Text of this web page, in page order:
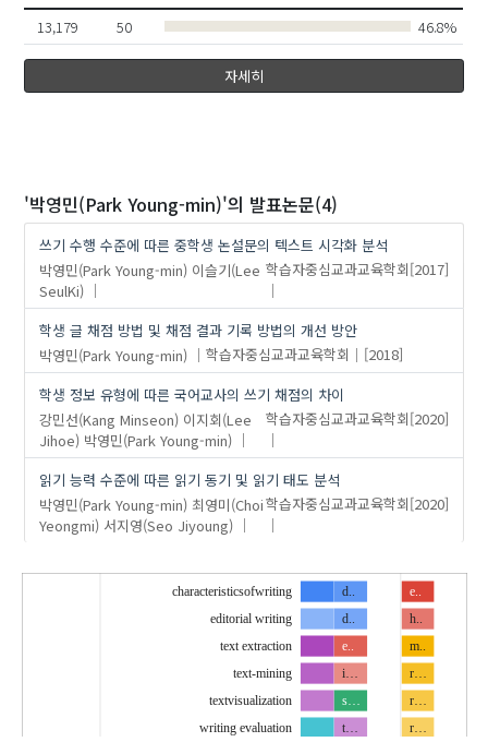
13,179
50 46.8%
자세히
'박영민(Park Young-min)'의 발표논문(4)
쓰기 수행 수준에 따른 중학생 논설문의 텍스트 시각화 분석
박영민(Park Young-min) 이슬기(Lee
SeulKi)
학습자중심교과교육학회[2017]
학생 글 채점 방법 및 채점 결과 기록 방법의 개선 방안
박영민(Park Young-min)
학습자중심교과교육학회
[2018]
학생 정보 유형에 따른 국어교사의 쓰기 채점의 차이
강민선(Kang Minseon) 이지회(Lee
Jihoe) 박영민(Park Young-min)
학습자중심교과교육학회[2020]
읽기 능력 수준에 따른 읽기 동기 및 읽기 태도 분석
박영민(Park Young-min) 최영미(Choi
Yeongmi) 서지영(Seo Jiyoung)
학습자중심교과교육학회[2020]
characteristicsofwriting
d..
d..
editorial writing
e..
e..
h..
i…
m..
r…
r…
r…
s…
text extraction
text-mining
textvisualization
t…
writing evaluation